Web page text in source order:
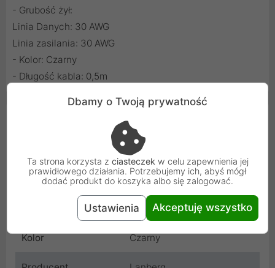
- Grubość żył:
Linia Danych: 30 AWG
Linia zasilania: 30 AWG
- Kolor: Czarny
- Długość kabla: 0,5m
USB
Wtyczka B USB
0.5 m
Kolor Czarny
Dbamy o Twoją prywatność
Ta strona korzysta z ciasteczekw celu zapewnienia jej
prawidłowego działania. Potrzebujemy ich, abyś mógł
dodać produkt do koszyka albo się zalogować.
Ustawienia Akceptuję wszystko